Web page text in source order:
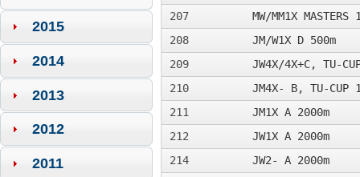
2015
2014
2013
2012
2011
207
MW/MM1X MASTERS
208
JM/W1X D 500m­
209
JW4X/4X+C, TU-
210
JM4X- B, TU-CUP
211
JM1X A 2000m
212
JW1X A 2000m­
214
JW2- A 2000m